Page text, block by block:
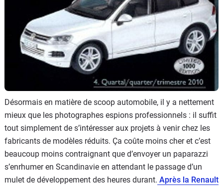
Forum
Moto
Désormais en matière de scoop automobile, il y a nettement
mieux que les photographes espions professionnels : il suffit
tout simplement de s’intéresser aux projets à venir chez les
fabricants de modèles réduits. Ça coûte moins cher et c’est
beaucoup moins contraignant que d’envoyer un paparazzi
s’enrhumer en Scandinavie en attendant le passage d’un
mulet de développement des heures durant. Après la Renault